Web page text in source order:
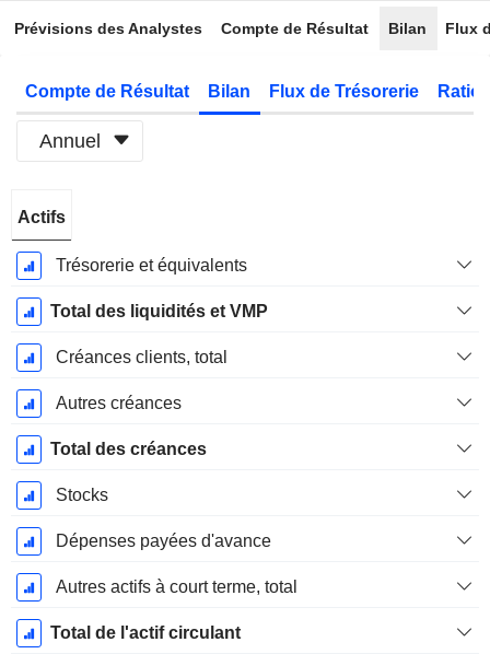
Prévisions des Analystes Compte de Résultat Bilan Flux
Compte de Résultat Bilan Flux de Trésorerie
Annuel
Fiscale:
Décembre
Actifs
Trésorerie et équivalents
Total des liquidités et VMP
Créances clients, total
Autres créances
Total des créances
Stocks
Dépenses payées d'avance
Autres actifs à court terme, total
Total de l'actif circulant